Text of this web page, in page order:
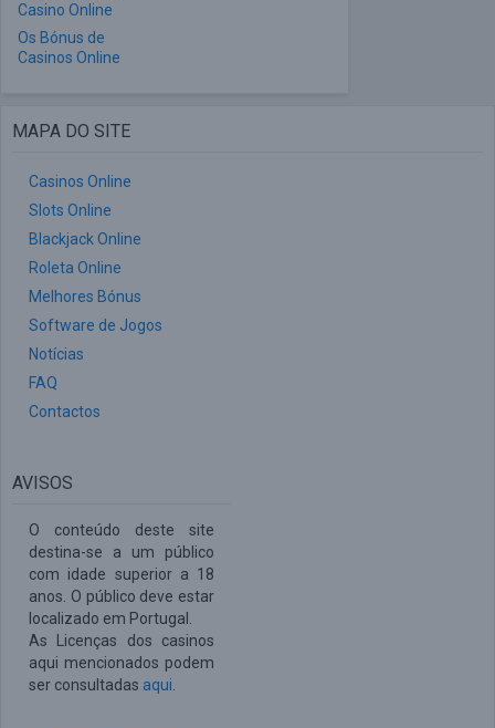
Casino Online
Os Bónus de
Casinos Online
MAPA DO SITE
Casinos Online
Slots Online
Blackjack Online
Roleta Online
Melhores Bónus
Software de Jogos
Notícias
FAQ
Contactos
AVISOS
O conteúdo deste site
destina-se a um público
com idade superior a 18
anos. O público deve estar
localizado em Portugal.
As Licenças dos casinos
aqui mencionados podem
ser consultadas aqui